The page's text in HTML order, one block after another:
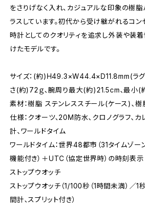
をさりげなく入れ、カジュアルな印象の樹
ラスしています。初代から受け継がれるコン
時計としてのクオリティを追求し外装や装
けたモデルです。
サイズ：(約)H49.3×W44.4×D11.8mm(ラグ
さ(約)72ｇ、腕周り最大(約)21.5cm、最小(
素材：樹脂 ステンレススチール(ケース)、
仕様：クオーツ、20M防水、クロノグラフ、
計、ワールドタイム
ワールドタイム：世界48都市（31タイムゾー
機能付き）＋UTC（協定世界時）の時刻表示
ストップウオッチ
ストップウオッチ（1/100秒（1時間未満）／1
間計、スプリット付き）